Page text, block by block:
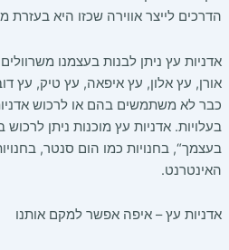
הדרכים לייצר אווירה שכזו היא בעזרת
אדניות עץ ניתן לבנות בעצמנו
אורן, עץ אלון, עץ איפאה, עץ טיק, עץ
כבר לא משתמשים בהם או לרכוש
בעלויות. אדניות עץ מוכנות ניתן לרכוש
בעצמך“, בחנויות כמו הום סנטר,
האינטרנט.
אדניות עץ– איפה אפשר למקם אותנו